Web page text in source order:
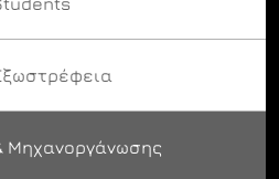
Μηχανοργάνωσης